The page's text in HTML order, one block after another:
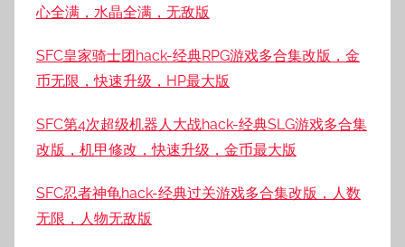
心全满，水晶全满，无敌版
SFC皇家骑士团hack-经典RPG游戏多合集改版，金
币无限，快速升级，HP最大版
SFC第4次超级机器人大战hack-经典SLG游戏多合集
改版，机甲修改，快速升级，金币最大版
SFC忍者神龟hack-经典过关游戏多合集改版，人数
无限，人物无敌版